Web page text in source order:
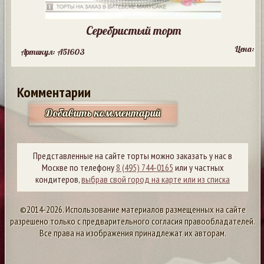
Серебристый торт
Артикул: A51603 Цена:
Комментарии
Добавить комментарий
Представленные на сайте торты можно заказать у нас в
Москве по телефону8 (495) 744-0165 или у частных
кондитеров,выбрав свой город на карте или из списка
©2014-2026. Использование материалов размещенных на сайте
разрешено только с предварительного согласия правообладателей.
Все права на изображения принадлежат их авторам.